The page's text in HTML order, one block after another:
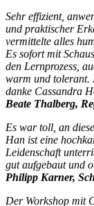
Sehr effizient,
und praktischer
vermittelte alles
Es sofort mit
den Lernprozess,
warm und tolerant.
danke Cassandra
Beate Thalberg,
Es war toll, an
Han ist eine
Leidenschaft
gut aufgebaut und
Philipp Karner,
Der Workshop mit